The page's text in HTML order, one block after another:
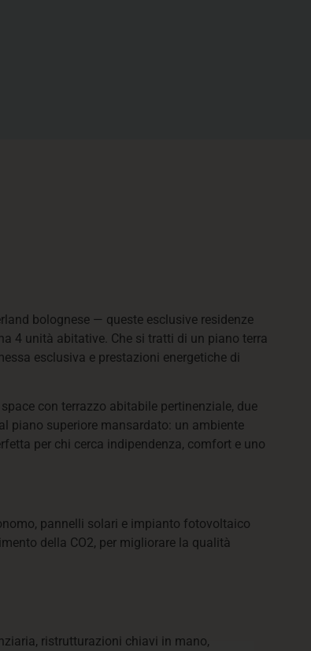
bolognese — queste esclusive residenze
4 unità abitative. Che si tratti di un piano terra
esclusiva e prestazioni energetiche di
con terrazzo abitabile pertinenziale, due
piano superiore mansardato: un ambiente
per chi cerca indipendenza, comfort e uno
pannelli solari e impianto fotovoltaico
della CO2, per migliorare la qualità
ristrutturazioni chiavi in mano,